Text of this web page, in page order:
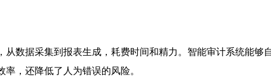
从数据采集到报表生成，耗费时间和精力。智能审计系统能
，还降低了人为错误的风险。